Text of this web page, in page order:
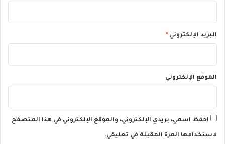
4
البريد الإلكتروني *
الموقع الإلكتروني
احفظ اسمي، بريدي الإلكتروني، والموقع الإلكتروني في هذا المتصفح
لاستخدامها المرة المقبلة في تعليقي.